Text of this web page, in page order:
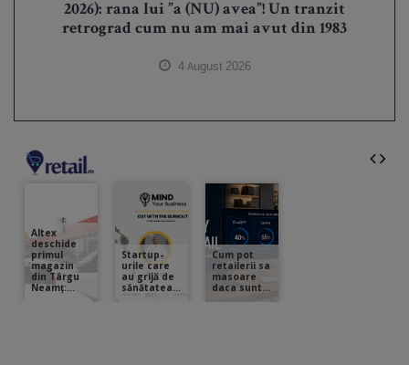
2026): rana lui ”a (NU) avea”! Un tranzit
retrograd cum nu am mai avut din 1983
4 August 2026